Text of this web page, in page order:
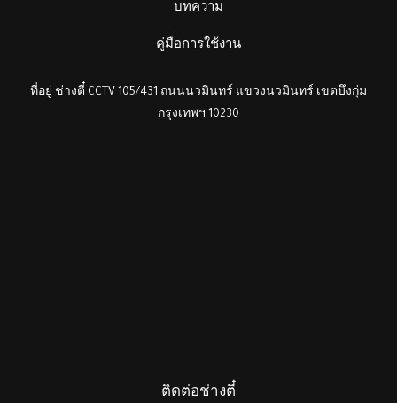
บทความ
คู่มือการใช้งาน
ที่อยู่ ช่างตี๋ CCTV 105/431 ถนนนวมินทร์ แขวงนวมินทร์ เขตบึงกุ่ม
กรุงเทพฯ 10230
ติดต่อช่างตี๋